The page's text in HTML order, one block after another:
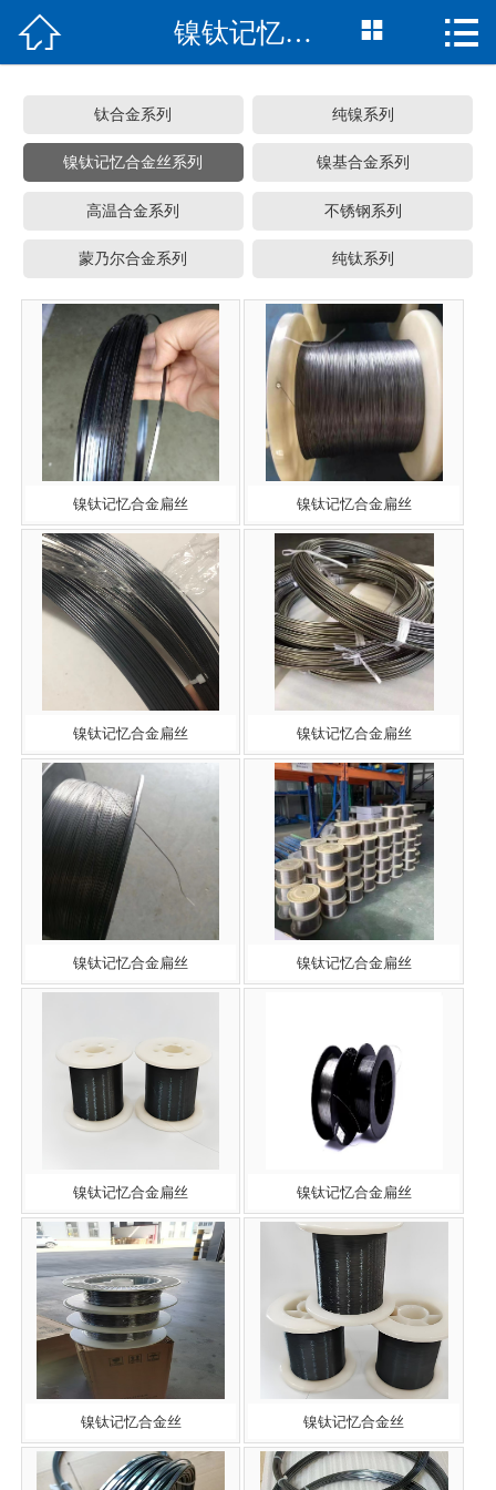
网站首页
新闻资讯
常见问题
在线留言
联系我们
 镍钛记忆合金丝系列  
钛合金系列 纯镍系列
镍钛记忆合金丝系列 镍基合金系列
高温合金系列 不锈钢系列
蒙乃尔合金系列 纯钛系列
镍钛记忆合金扁丝 镍钛记忆合金扁丝
镍钛记忆合金扁丝 镍钛记忆合金扁丝
镍钛记忆合金扁丝 镍钛记忆合金扁丝
镍钛记忆合金扁丝 镍钛记忆合金扁丝
镍钛记忆合金丝 镍钛记忆合金丝